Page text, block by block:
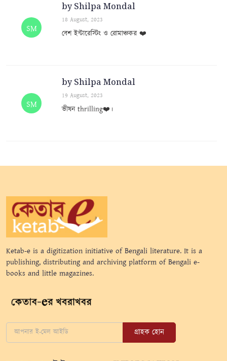
SM
by Shilpa Mondal
18 August, 2023
বেশ ইন্টারেস্টিং ও রোমাঞ্চকর ❤️
SM
by Shilpa Mondal
19 August, 2023
ভীষন thrilling❤️।
Ketab-e is a digitization initiative of Bengali literature. It is a
publishing, distributing and archiving platform of Bengali e-
books and little magazines.
গ্রাহক হোন